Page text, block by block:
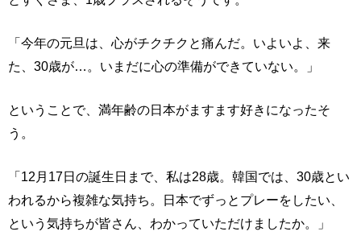
「今年の元旦は、心がチクチクと痛んだ。いよいよ、来
た、30歳が…。いまだに心の準備ができていない。」
ということで、満年齢の日本がますます好きになったそ
う。
「12月17日の誕生日まで、私は28歳。韓国では、30歳とい
われるから複雑な気持ち。日本でずっとプレーをしたい、
という気持ちが皆さん、わかっていただけましたか。」